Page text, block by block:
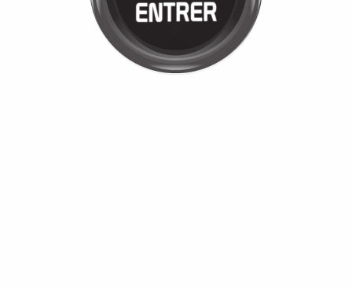
Cliquez pour entrer